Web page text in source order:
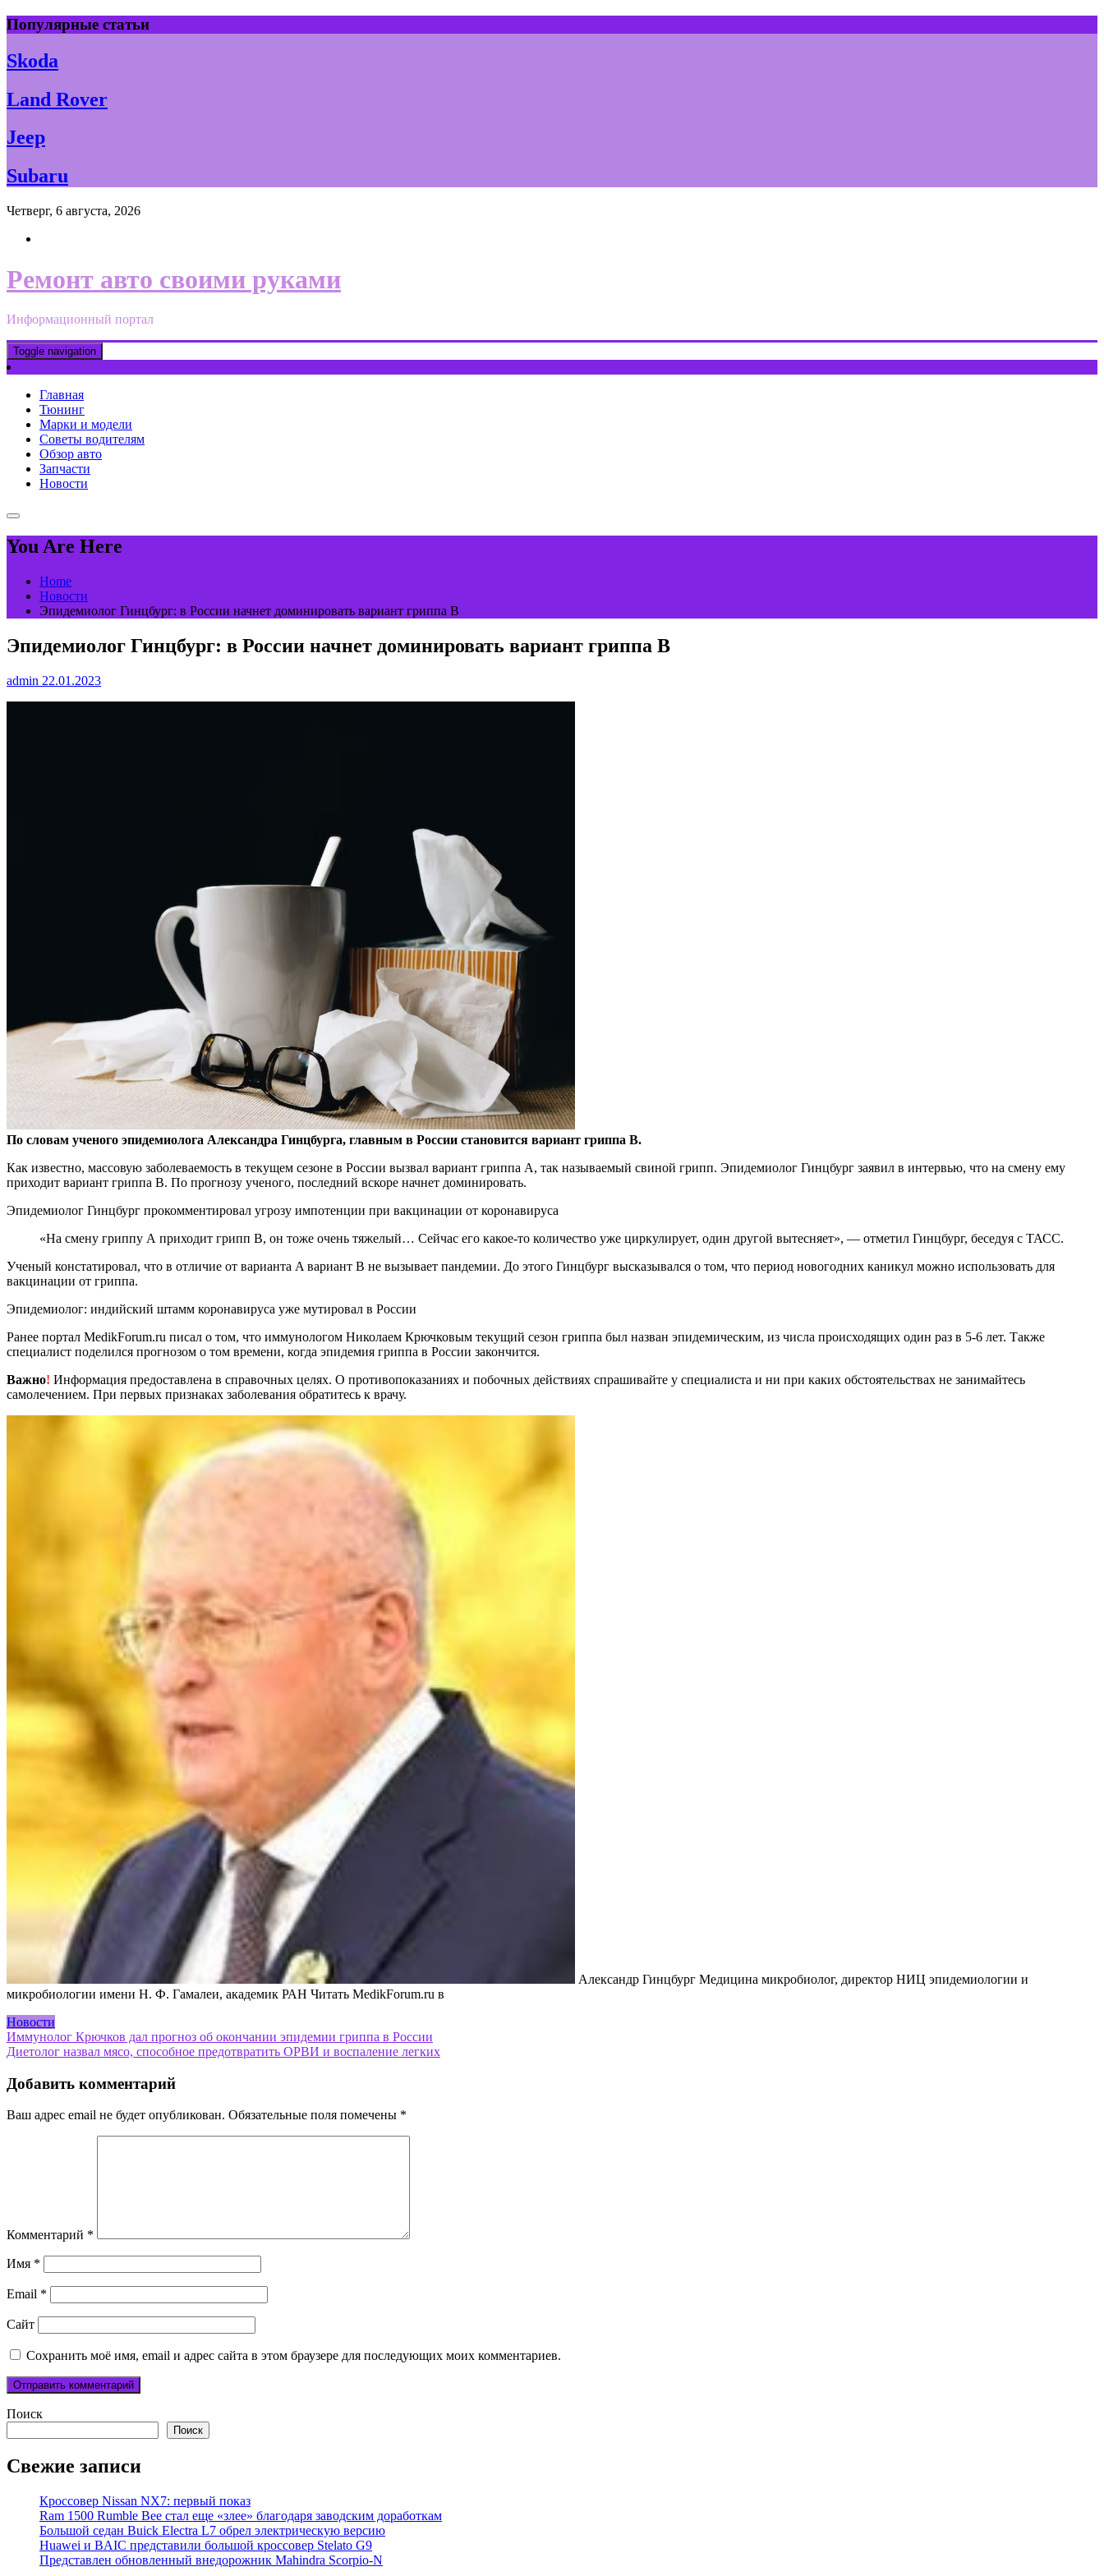
Skip
to
content
Популярные статьи
Skoda
Land Rover
Jeep
Subaru
Четверг, 6 августа, 2026
Ремонт авто своими руками
Информационный портал
Toggle navigation
Главная
Тюнинг
Марки и модели
Советы водителям
Обзор авто
Запчасти
Новости
You Are Here
Home
Новости
Эпидемиолог Гинцбург: в России начнет доминировать вариант гриппа B
Эпидемиолог Гинцбург: в России начнет доминировать вариант гриппа B
admin 22.01.2023
По словам ученого эпидемиолога Александра Гинцбурга, главным в России становится вариант гриппа B.
Как известно, массовую заболеваемость в текущем сезоне в России вызвал вариант гриппа A, так называемый свиной грипп. Эпидемиолог Гинцбург заявил в интервью, что на смену ему
приходит вариант гриппа B. По прогнозу ученого, последний вскоре начнет доминировать.
Эпидемиолог Гинцбург прокомментировал угрозу импотенции при вакцинации от коронавируса
«На смену гриппу А приходит грипп В, он тоже очень тяжелый… Сейчас его какое-то количество уже циркулирует, один другой вытесняет», — отметил Гинцбург, беседуя с ТАСС.
Ученый констатировал, что в отличие от варианта A вариант В не вызывает пандемии. До этого Гинцбург высказывался о том, что период новогодних каникул можно использовать для
вакцинации от гриппа.
Эпидемиолог: индийский штамм коронавируса уже мутировал в России
Ранее портал MedikForum.ru писал о том, что иммунологом Николаем Крючковым текущий сезон гриппа был назван эпидемическим, из числа происходящих один раз в 5-6 лет. Также
специалист поделился прогнозом о том времени, когда эпидемия гриппа в России закончится.
Важно! Информация предоставлена в справочных целях. О противопоказаниях и побочных действиях спрашивайте у специалиста и ни при каких обстоятельствах не занимайтесь
самолечением. При первых признаках заболевания обратитесь к врачу.
Александр Гинцбург Медицина микробиолог, директор НИЦ эпидемиологии и
микробиологии имени Н. Ф. Гамалеи, академик РАН Читать MedikForum.ru в
Новости
Навигация
по
записям
Иммунолог Крючков дал прогноз об окончании эпидемии гриппа в России
Диетолог назвал мясо, способное предотвратить ОРВИ и воспаление легких
Добавить комментарий
Ваш адрес email не будет опубликован. Обязательные поля помечены *
Комментарий *
Имя *
Email *
Сайт
Сохранить моё имя, email и адрес сайта в этом браузере для последующих моих комментариев.
Поиск
Поиск
Свежие записи
Кроссовер Nissan NX7: первый показ
Ram 1500 Rumble Bee стал еще «злее» благодаря заводским доработкам
Большой седан Buick Electra L7 обрел электрическую версию
Huawei и BAIC представили большой кроссовер Stelato G9
Представлен обновленный внедорожник Mahindra Scorpio-N